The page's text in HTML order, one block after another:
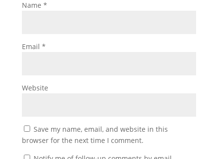
Name *
Email *
Website
Save my name, email, and website in this
browser for the next time I comment.